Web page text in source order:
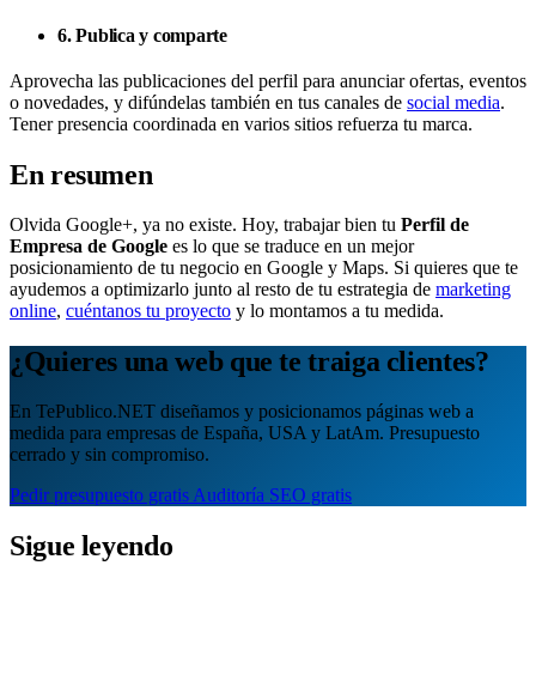
6. Publica y comparte
Aprovecha las publicaciones del perfil para anunciar ofertas, eventos
o novedades, y difúndelas también en tus canales de social media.
Tener presencia coordinada en varios sitios refuerza tu marca.
En resumen
Olvida Google+, ya no existe. Hoy, trabajar bien tu Perfil de
Empresa de Google es lo que se traduce en un mejor
posicionamiento de tu negocio en Google y Maps. Si quieres que te
ayudemos a optimizarlo junto al resto de tu estrategia de marketing
online, cuéntanos tu proyecto y lo montamos a tu medida.
¿Quieres una web que te traiga clientes?
En TePublico.NET diseñamos y posicionamos páginas web a
medida para empresas de España, USA y LatAm. Presupuesto
cerrado y sin compromiso.
Pedir presupuesto gratis Auditoría SEO gratis
Sigue leyendo